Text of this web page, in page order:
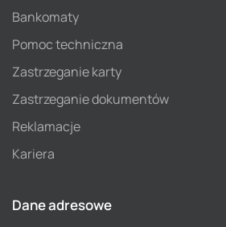
Bankomaty
Pomoc techniczna
Zastrzeganie karty
Zastrzeganie dokumentów
Reklamacje
Kariera
Dane adresowe